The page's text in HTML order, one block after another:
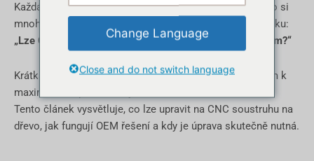
Každá dřevozpracující továrna vyrábí jiné produkty. Proto si
mnoho kupujících před objednáním klade důležitou otázku:
„Lze CNC soustruh na dřevo přizpůsobit mým produktům?“
Krátká odpověď zníAno– a přizpůsobení je často klíčem k
maximalizaci produktivity a návratnosti investic.
Tento článek vysvětluje, co lze upravit na CNC soustruhu na
dřevo, jak fungují OEM řešení a kdy je úprava skutečně nutná.
Change Language
Close and do not switch language